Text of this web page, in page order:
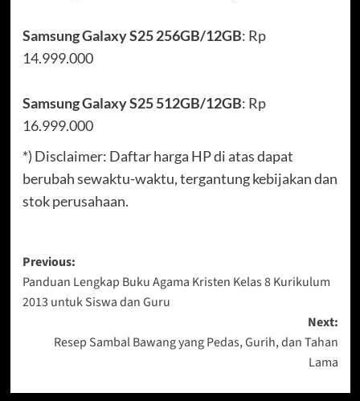
Samsung Galaxy S25 256GB/12GB: Rp
14.999.000
Samsung Galaxy S25 512GB/12GB: Rp
16.999.000
*) Disclaimer: Daftar harga HP di atas dapat
berubah sewaktu-waktu, tergantung kebijakan dan
stok perusahaan.
Post
navigation
Previous:
Panduan Lengkap Buku Agama Kristen Kelas 8 Kurikulum
2013 untuk Siswa dan Guru
Next:
Resep Sambal Bawang yang Pedas, Gurih, dan Tahan
Lama